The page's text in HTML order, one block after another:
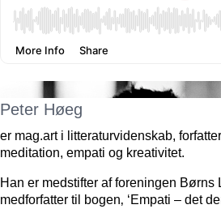
Peter Høeg
er mag.art i litteraturvidenskab,
meditation, empati og kreativitet.
Han er medstifter af foreningen Børns
medforfatter til bogen‚ ‘Empati – det